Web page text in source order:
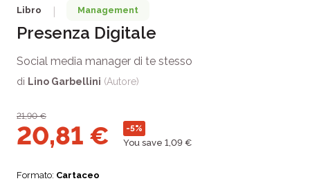
Libro Management
Presenza Digitale
Social media manager di te stesso
di Lino Garbellini (Autore)
21,90€
20,81 € -5%
You save 1,09 €
Formato: Cartaceo